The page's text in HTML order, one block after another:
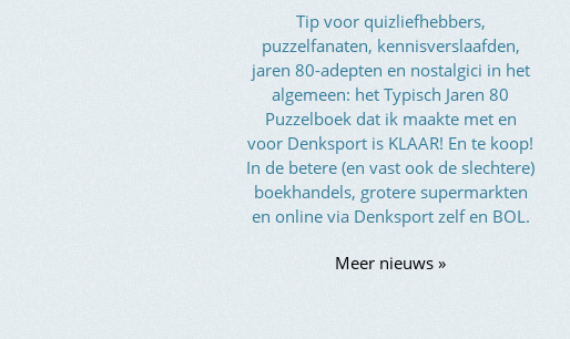
Tip voor quizliefhebbers,
puzzelfanaten, kennisverslaafden,
jaren 80-adepten en nostalgici in het
algemeen: het Typisch Jaren 80
Puzzelboek dat ik maakte met en
voor Denksport is KLAAR! En te koop!
In de betere (en vast ook de slechtere)
boekhandels, grotere supermarkten
en online via Denksport zelf en BOL.
Meer nieuws »